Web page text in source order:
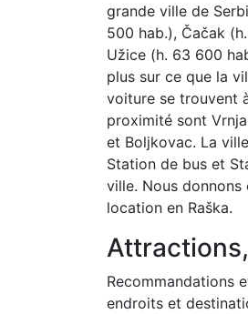
grande ville de
500 hab.), Čačak
Užice (h. 63 600
plus sur ce que la
voiture se trouvent
proximité sont
et Boljkovac. La
Station de bus et
ville. Nous
location en Raška.
Recommandations
endroits et